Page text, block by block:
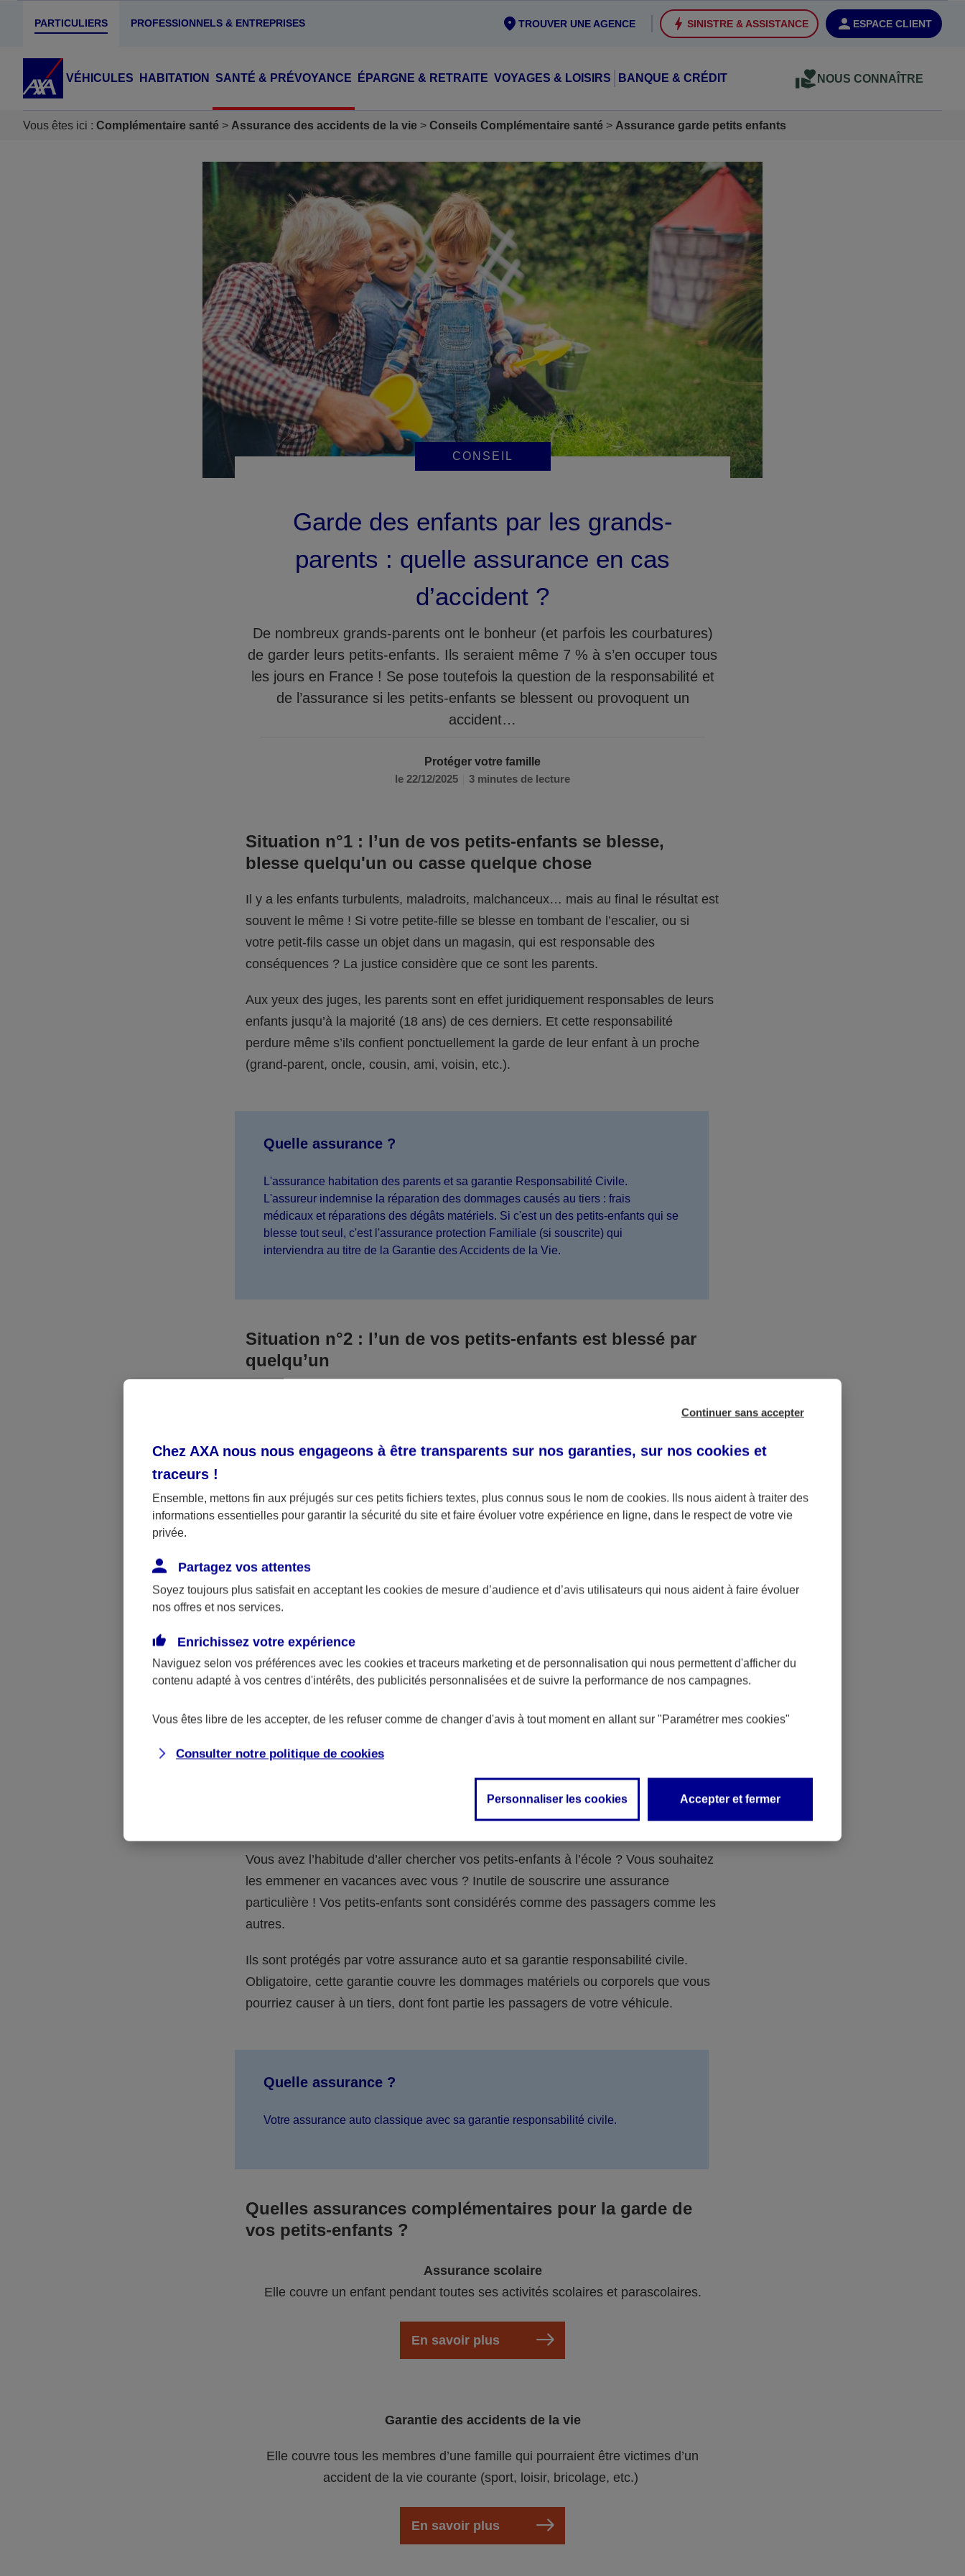
PARTICULIERS PROFESSIONNELS & ENTREPRISES ESPACE CLIENT
SINISTRE & ASSISTANCE
TROUVER UNE AGENCE
VÉHICULES HABITATION SANTÉ & PRÉVOYANCE ÉPARGNE & RETRAITE VOYAGES & LOISIRS BANQUE & CRÉDIT NOUS CONNAÎTRE
Vous êtes ici : Complémentaire santé Assurance des accidents de la vie Conseils Complémentaire santé Assurance garde petits enfants
CONSEIL
Protéger votre famille
le 22/12/2025
3 minutes de lecture
Garde des enfants par les grands-
parents : quelle assurance en cas
d’accident ?
De nombreux grands-parents ont le bonheur (et parfois les courbatures)
de garder leurs petits-enfants. Ils seraient même 7 % à s’en occuper tous
les jours en France ! Se pose toutefois la question de la responsabilité et
de l’assurance si les petits-enfants se blessent ou provoquent un
accident…
Situation n°1 : l’un de vos petits-enfants se blesse,
blesse quelqu'un ou casse quelque chose
Il y a les enfants turbulents, maladroits, malchanceux… mais au final le résultat est
souvent le même ! Si votre petite-fille se blesse en tombant de l’escalier, ou si
votre petit-fils casse un objet dans un magasin, qui est responsable des
conséquences ? La justice considère que ce sont les parents.
Aux yeux des juges, les parents sont en effet juridiquement responsables de leurs
enfants jusqu’à la majorité (18 ans) de ces derniers. Et cette responsabilité
perdure même s’ils confient ponctuellement la garde de leur enfant à un proche
(grand-parent, oncle, cousin, ami, voisin, etc.).
Quelle assurance ?
L'assurance habitation des parents et sa garantie Responsabilité Civile.
L'assureur indemnise la réparation des dommages causés au tiers : frais
médicaux et réparations des dégâts matériels. Si c'est un des petits-enfants qui se
blesse tout seul, c'est l'assurance protection Familiale (si souscrite) qui
interviendra au titre de la Garantie des Accidents de la Vie.
Situation n°2 : l’un de vos petits-enfants est blessé par
quelqu’un
responsable. Aux yeux de la justice, le responsable est la personne ayant entrainé
médicaux et éventuelles indemnisations en guise de dommage.
Néanmoins, si aucun responsable n’a été désigné ou retrouvé pour l’accident dont
a été victime votre petit-fils ou petite-fille, seule une assurance spécifique
fonctionner.
Quelle assurance ?
La responsabilité civile de la personne désignée comme responsable de
accidents de la vie) que vous auriez souscrite pour votre famille.
Situation n°3 : vous avez un accident de voiture avec vos
Vous avez l’habitude d’aller chercher vos petits-enfants à l’école ? Vous souhaitez
les emmener en vacances avec vous ? Inutile de souscrire une assurance
particulière ! Vos petits-enfants sont considérés comme des passagers comme les
autres.
Ils sont protégés par votre assurance auto et sa garantie responsabilité civile.
Obligatoire, cette garantie couvre les dommages matériels ou corporels que vous
pourriez causer à un tiers, dont font partie les passagers de votre véhicule.
Quelle assurance ?
Votre assurance auto classique avec sa garantie responsabilité civile.
Quelles assurances complémentaires pour la garde de
vos petits-enfants ?
Assurance scolaire
Elle couvre un enfant pendant toutes ses activités scolaires et parascolaires.
En savoir plus
Garantie des accidents de la vie
Elle couvre tous les membres d’une famille qui pourraient être victimes d’un
accident de la vie courante (sport, loisir, bricolage, etc.)
En savoir plus
Continuer sans accepter
Chez AXA nous nous engageons à être transparents sur nos garanties, sur nos cookies et
traceurs !
Ensemble, mettons fin aux préjugés sur ces petits fichiers textes, plus connus sous le nom de cookies. Ils nous aident à traiter des
informations essentielles pour garantir la sécurité du site et faire évoluer votre expérience en ligne, dans le respect de votre vie
privée.
Partagez vos attentes
Soyez toujours plus satisfait en acceptant les cookies de mesure d’audience et d’avis utilisateurs qui nous aident à faire évoluer
nos offres et nos services.
Enrichissez votre expérience
Naviguez selon vos préférences avec les cookies et traceurs marketing et de personnalisation qui nous permettent d'afficher du
contenu adapté à vos centres d'intérêts, des publicités personnalisées et de suivre la performance de nos campagnes.
Vous êtes libre de les accepter, de les refuser comme de changer d'avis à tout moment en allant sur "Paramétrer mes cookies"
Consulter notre politique de cookies
Personnaliser les cookies Accepter et fermer